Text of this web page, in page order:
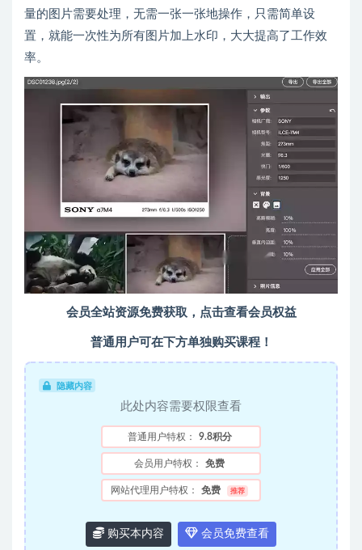
量的图片需要处理，无需一张一张地操作，只需简单设
置，就能一次性为所有图片加上水印，大大提高了工作效
率。
会员全站资源免费获取，点击查看会员权益
普通用户可在下方单独购买课程！
隐藏内容
此处内容需要权限查看
普通用户特权： 9.8积分
会员用户特权： 免费
网站代理用户特权： 免费 推荐
购买本内容 会员免费查看